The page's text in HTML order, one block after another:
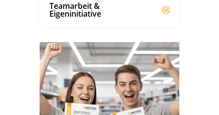
Teamarbeit &
Eigeninitiative